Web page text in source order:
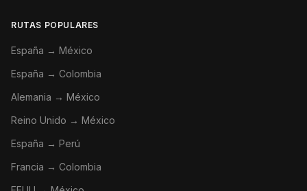
RUTAS POPULARES
España → México
España → Colombia
Alemania → México
Reino Unido → México
España → Perú
Francia → Colombia